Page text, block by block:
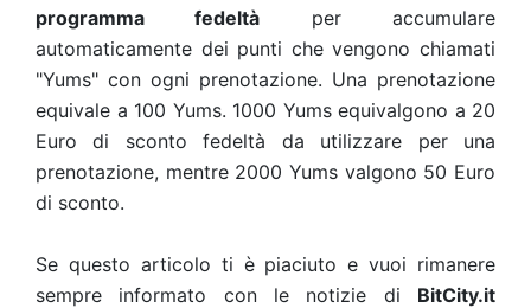
programma fedeltà per accumulare
automaticamente dei punti che vengono chiamati
"Yums" con ogni prenotazione. Una prenotazione
equivale a 100 Yums. 1000 Yums equivalgono a 20
Euro di sconto fedeltà da utilizzare per una
prenotazione, mentre 2000 Yums valgono 50 Euro
di sconto.
Se questo articolo ti è piaciuto e vuoi rimanere
sempre informato con le notizie di BitCity.it